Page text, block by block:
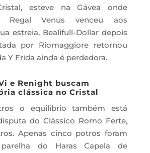
esteve na Gávea onde
Regal Venus venceu aos
estreia, Bealifull-Dollar depois
por Riomaggiore retornou
Y Frida ainda é perdedora.
e Renight buscam
clássica no Cristal
o equilíbrio também está
do Clássico Romo Ferte,
Apenas cinco potros foram
do Haras Capela de